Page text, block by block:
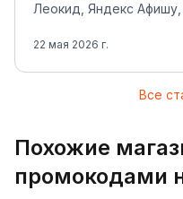
Леокид, Яндекс
22 мая 2026 г.
Все
Похожие
промокодами